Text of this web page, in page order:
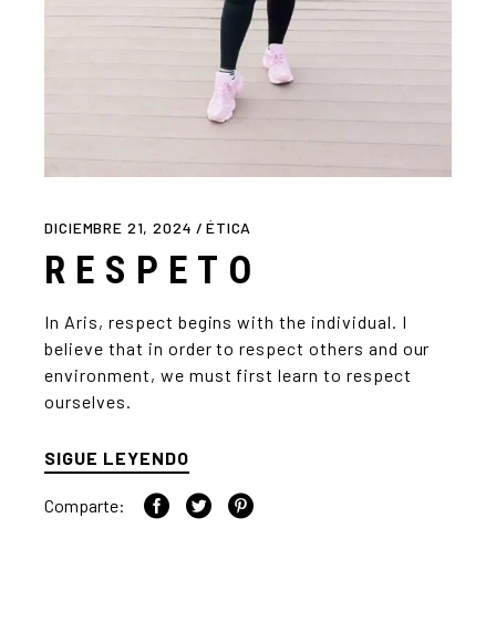
DICIEMBRE 21, 2024 ÉTICA
RESPETO
In Aris, respect begins with the individual. I
believe that in order to respect others and our
environment, we must first learn to respect
ourselves.
SIGUE LEYENDO
Comparte: